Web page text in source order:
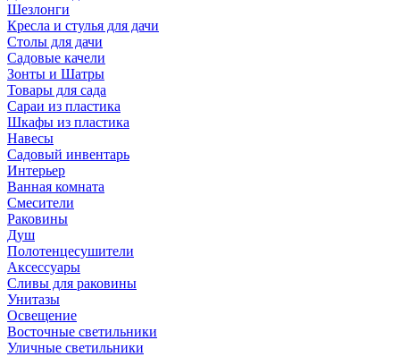
Шезлонги
Кресла и стулья для дачи
Столы для дачи
Садовые качели
Зонты и Шатры
Товары для сада
Сараи из пластика
Шкафы из пластика
Навесы
Садовый инвентарь
Интерьер
Ванная комната
Смесители
Раковины
Душ
Полотенцесушители
Аксессуары
Сливы для раковины
Унитазы
Освещение
Восточные светильники
Уличные светильники